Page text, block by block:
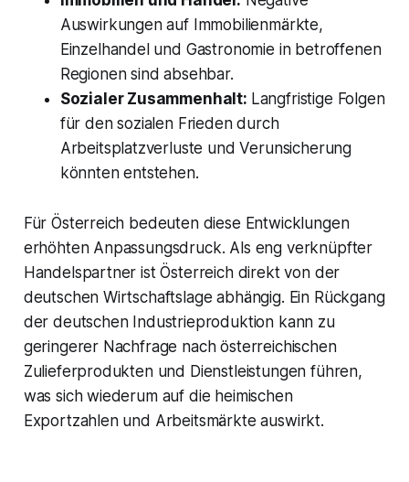
Auswirkungen auf Immobilienmärkte,
Einzelhandel und Gastronomie in betroffenen
Regionen sind absehbar.
Sozialer Zusammenhalt: Langfristige Folgen
für den sozialen Frieden durch
Arbeitsplatzverluste und Verunsicherung
könnten entstehen.
Für Österreich bedeuten diese Entwicklungen
erhöhten Anpassungsdruck. Als eng verknüpfter
Handelspartner ist Österreich direkt von der
deutschen Wirtschaftslage abhängig. Ein Rückgang
der deutschen Industrieproduktion kann zu
geringerer Nachfrage nach österreichischen
Zulieferprodukten und Dienstleistungen führen,
was sich wiederum auf die heimischen
Exportzahlen und Arbeitsmärkte auswirkt.